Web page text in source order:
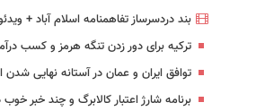
بند دردسرساز تفاهمنامه اسلام آباد +
ترکیه برای دور زدن تنگه هرمز و کسب
توافق ایران و عمان در آستانه نهایی
برنامه شارژ اعتبار کالابرگ و چند خبر